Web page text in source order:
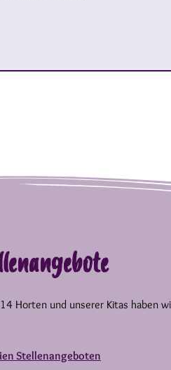
Horten und unserer Kitas haben
Stellenangeboten